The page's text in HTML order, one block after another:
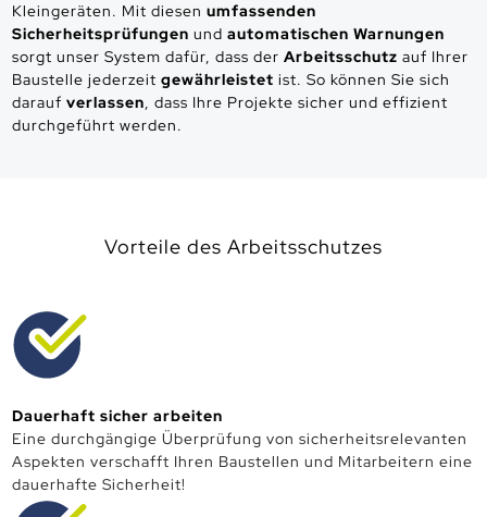
Kleingeräten. Mit diesen umfassenden
Sicherheitsprüfungen und automatischen Warnungen
sorgt unser System dafür, dass der Arbeitsschutz auf Ihrer
Baustelle jederzeit gewährleistet ist. So können Sie sich
darauf verlassen, dass Ihre Projekte sicher und effizient
durchgeführt werden.
Vorteile des Arbeitsschutzes
Dauerhaft sicher arbeiten
Eine durchgängige Überprüfung von sicherheitsrelevanten
Aspekten verschafft Ihren Baustellen und Mitarbeitern eine
dauerhafte Sicherheit!